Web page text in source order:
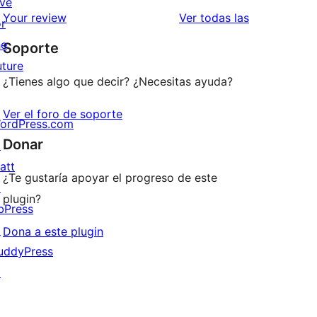
estrellas
de
estrellas
Your review Ver todas lasvaloraciones
Soporte
¿Tienes algo que decir? ¿Necesitas ayuda?
Ver el foro de soporte
Donar
¿Te gustaría apoyar el progreso de este
plugin?
Dona a este plugin